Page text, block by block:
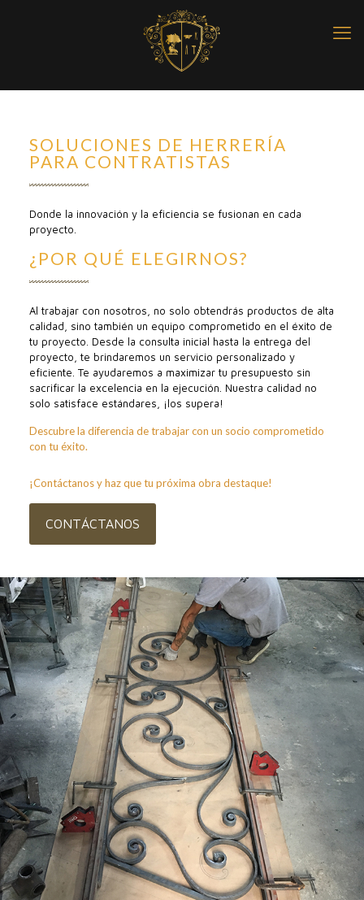
SOLUCIONES DE HERRERÍA
PARA CONTRATISTAS
Donde la innovación y la eficiencia se fusionan en cada
proyecto.
¿POR QUÉ ELEGIRNOS?
Al trabajar con nosotros, no solo obtendrás productos de alta
calidad, sino también un equipo comprometido en el éxito de
tu proyecto. Desde la consulta inicial hasta la entrega del
proyecto, te brindaremos un servicio personalizado y
eficiente. Te ayudaremos a maximizar tu presupuesto sin
sacrificar la excelencia en la ejecución. Nuestra calidad no
solo satisface estándares, ¡los supera!
Descubre la diferencia de trabajar con un socio comprometido
con tu éxito.
¡Contáctanos y haz que tu próxima obra destaque!
CONTÁCTANOS